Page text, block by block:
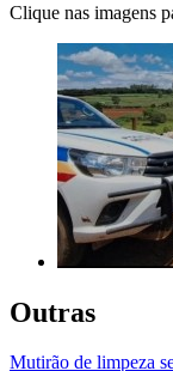
Clique nas imagens
Outras
Mutirão de limpeza